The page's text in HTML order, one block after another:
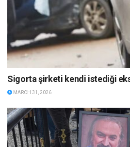
Sigorta şirketi kendi istediği
MARCH 31, 2026